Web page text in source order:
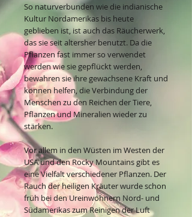
So naturverbunden wie die indianische
Kultur Nordamerikas bis heute
geblieben ist, ist auch das Räucherwerk,
das sie seit altersher benutzt. Da die
Pflanzen fast immer so verwendet
werden wie sie gepflückt werden,
bewahren sie ihre gewachsene Kraft und
können helfen, die Verbindung der
Menschen zu den Reichen der Tiere,
Pflanzen und Mineralien wieder zu
stärken.
Vor allem in den Wüsten im Westen der
USA und den Rocky Mountains gibt es
eine Vielfalt verschiedener Pflanzen. Der
Rauch der heiligen Kräuter wurde schon
früh bei den Ureinwohnern Nord- und
Südamerikas zum Reinigen der Luft